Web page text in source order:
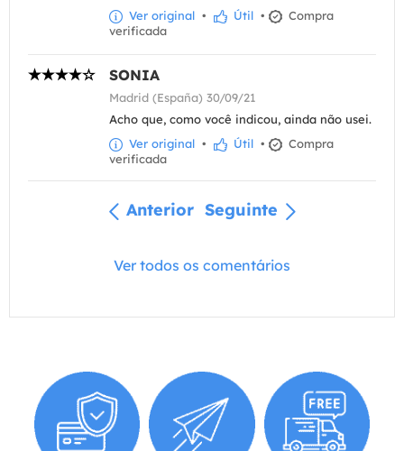
Ver original • Útil •
Compra
verificada
SONIA
Madrid (España) 30/09/21
Acho que, como você indicou, ainda não usei.
Ver original • Útil •
Compra
verificada
Anterior Seguinte
Ver todos os comentários